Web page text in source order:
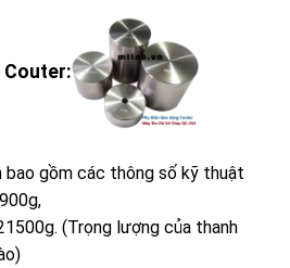
Couter:
bao gồm các thông số kỹ thuật
(Trọng lượng của thanh